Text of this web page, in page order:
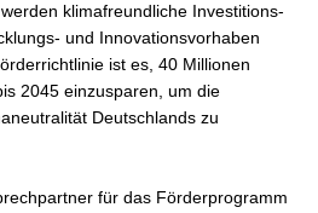
klimafreundliche Investitions-
und Innovationsvorhaben
ist es, 40 Millionen
2045 einzusparen, um die
Deutschlands zu
für das Förderprogramm